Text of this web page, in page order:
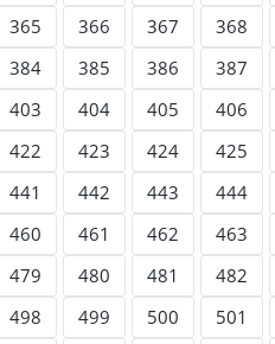
365 366 367 368
384 385 386 387
403 404 405 406
422 423 424 425
441 442 443 444
460 461 462 463
479 480 481 482
498 499 500 501